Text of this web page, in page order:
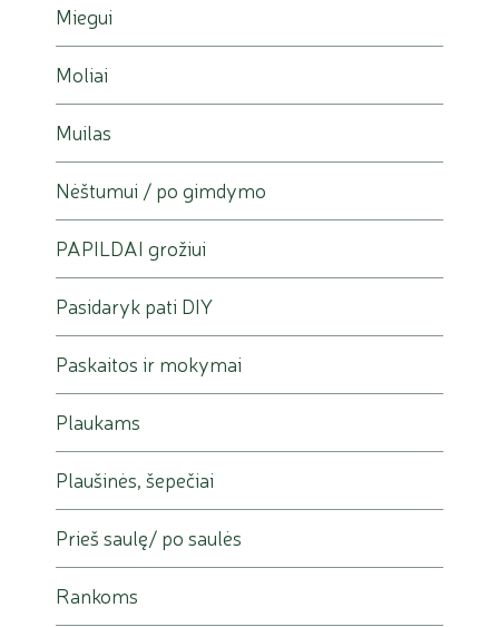
Miegui
Moliai
Muilas
Nėštumui / po gimdymo
PAPILDAI grožiui
Pasidaryk pati DIY
Paskaitos ir mokymai
Plaukams
Plaušinės, šepečiai
Prieš saulę/ po saulės
Rankoms